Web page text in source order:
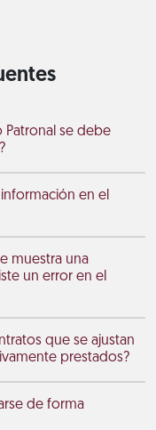
Patronal se debe
en el
muestra una
un error en el
que se ajustan
prestados?
de forma